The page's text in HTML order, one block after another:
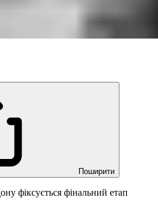
Поширити
фіксується фінальний етап